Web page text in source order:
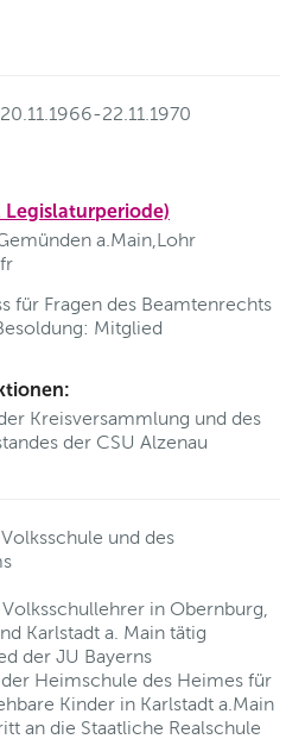
22.11.1970
Legislaturperiode)
a.Main,Lohr
für Fragen des Beamtenrechts
Mitglied
Kreisversammlung und des
der CSU Alzenau
und des
in Obernburg,
Karlstadt a. Main tätig
der JU Bayerns
Heimschule des Heimes für
Kinder in Karlstadt a.Main
an die Staatliche Realschule